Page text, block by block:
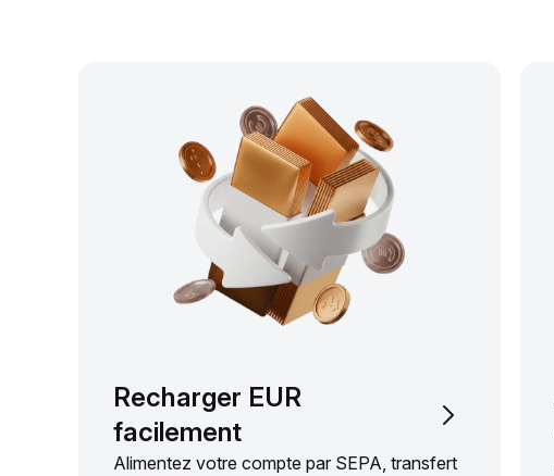
Recharger EUR
facilement
Alimentez votre compte par SEPA, transfert